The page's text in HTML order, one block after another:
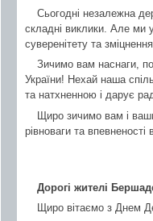
Сьогодні незалежна
складні виклики. Але ми
суверенітету та
Зичимо вам наснаги,
України! Нехай наша
та натхненною і дарує
Щиро зичимо вам і
рівноваги та
Дорогі жителі
Щиро вітаємо з Днем